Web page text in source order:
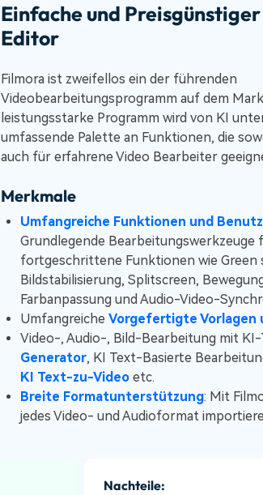
Einfache und
Editor
Filmora ist zweifellos ein der führenden
Videobearbeitungsprogramm auf dem
leistungsstarke Programm wird von KI
umfassende Palette an Funktionen, die
auch für erfahrene Video Bearbeiter
Merkmale
Umfangreiche Funktionen und
Grundlegende Bearbeitungswerkzeuge
fortgeschrittene Funktionen wie Green
Bildstabilisierung, Splitscreen,
Farbanpassung und Audio-Video-
Umfangreiche Vorgefertigte Vorlagen
Video-, Audio-, Bild-Bearbeitung mit KI-
Generator, KI Text-Basierte
KI Text-zu-Video etc.
Breite Formatunterstützung: Mit
jedes Video- und Audioformat
Nachteile: